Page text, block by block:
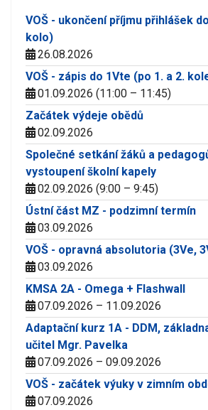
VOŠ - ukončení příjmu přihlášek
kolo)
26.08.2026
VOŠ - zápis do 1Vte (po 1. a 2.
01.09.2026 (11:00 – 11:45)
Začátek výdeje obědů
02.09.2026
Společné setkání žáků a
vystoupení školní kapely
02.09.2026 (9:00 – 9:45)
Ústní část MZ - podzimní termín
03.09.2026
VOŠ - opravná absolutoria (3Ve,
03.09.2026
KMSA 2A - Omega + Flashwall
07.09.2026 – 11.09.2026
Adaptační kurz 1A - DDM,
učitel Mgr. Pavelka
07.09.2026 – 09.09.2026
VOŠ - začátek výuky v zimním
07.09.2026